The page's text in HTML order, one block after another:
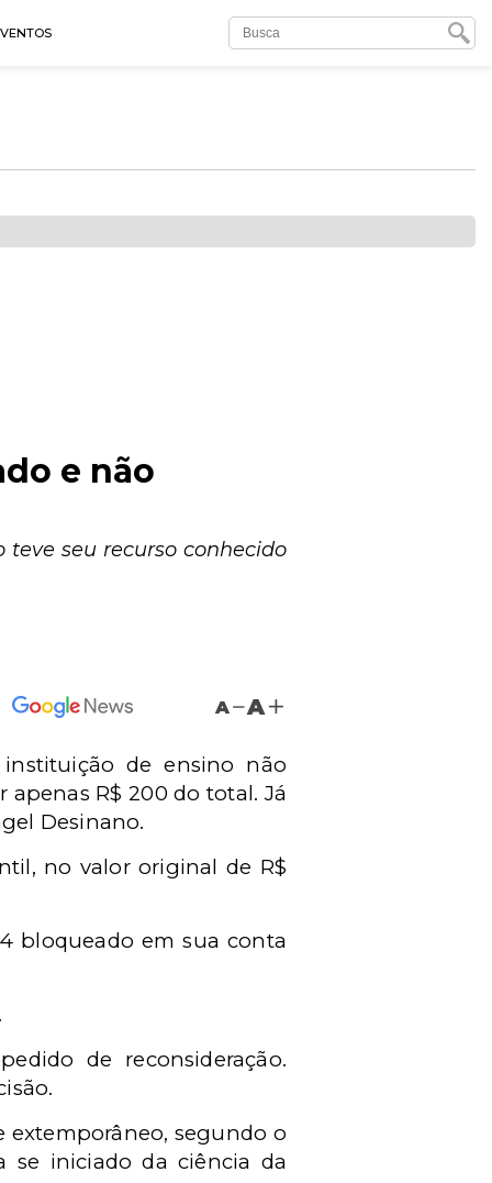
e não
teve seu recurso conhecido
A A
de ensino não
R$ 200 do total. Já
Desinano.
no valor original de R$
bloqueado em sua conta
de reconsideração.
extemporâneo, segundo o
se iniciado da ciência da